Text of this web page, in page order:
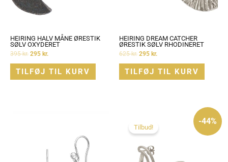
HEIRING HALV MÅNE ØRESTIK
SØLV OXYDERET
395kr. 295 kr.
TILFØJ TIL KURV
HEIRING DREAM CATCHER
ØRESTIK SØLV RHODINERET
625kr. 295 kr.
TILFØJ TIL KURV
-44%
Tilbud!
pris
var:
1.775 kr..